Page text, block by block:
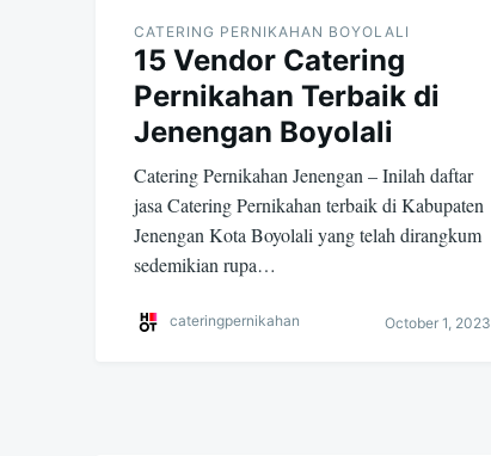
CATERING PERNIKAHAN BOYOLALI
15 Vendor Catering
Pernikahan Terbaik di
Jenengan Boyolali
Catering Pernikahan Jenengan – Inilah daftar
jasa Catering Pernikahan terbaik di Kabupaten
Jenengan Kota Boyolali yang telah dirangkum
sedemikian rupa…
cateringpernikahan October 1, 2023